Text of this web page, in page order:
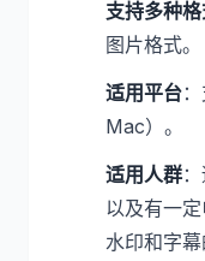
支持多种
图片格式。
适用平台
Mac）。
适用人群
以及有一
水印和字